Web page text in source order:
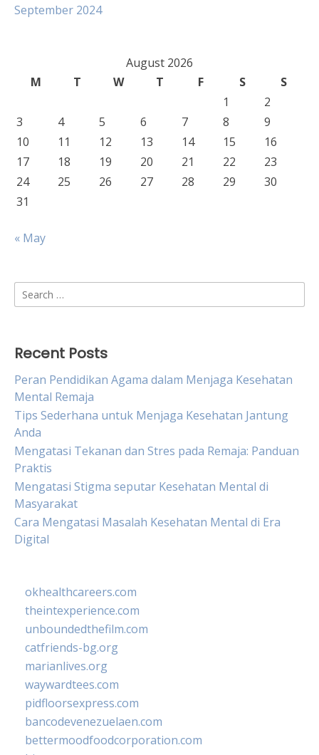
September 2024
August 2026
M
T W T F S
S
1
2
3
4 5 6 7 8
9
10
11 12 13 14 15
16
17
18 19 20 21 22
23
24
25 26 27 28 29
30
31
« May
Search
for:
Recent Posts
Peran Pendidikan Agama dalam Menjaga Kesehatan
Mental Remaja
Tips Sederhana untuk Menjaga Kesehatan Jantung
Anda
Mengatasi Tekanan dan Stres pada Remaja: Panduan
Praktis
Mengatasi Stigma seputar Kesehatan Mental di
Masyarakat
Cara Mengatasi Masalah Kesehatan Mental di Era
Digital
okhealthcareers.com
theintexperience.com
unboundedthefilm.com
catfriends-bg.org
marianlives.org
waywardtees.com
pidfloorsexpress.com
bancodevenezuelaen.com
bettermoodfoodcorporation.com